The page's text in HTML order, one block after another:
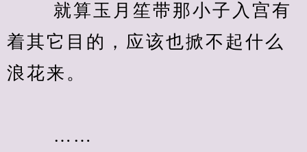
就算玉月笙带那小子入宫有
着其它目的，应该也掀不起什么
浪花来。
……